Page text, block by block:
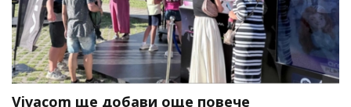
Vivacom ще добави още повече